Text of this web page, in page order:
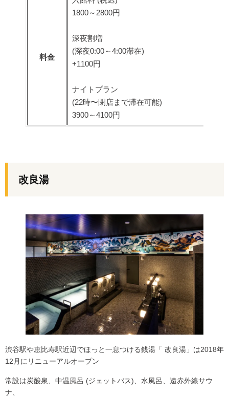
料金
1800～2800円
深夜割増
(深夜0:00～4:00滞在)
+1100円
ナイトプラン
(22時〜閉店まで滞在可能)
3900～4100円
改良湯
渋谷駅や恵比寿駅近辺でほっと一息つける銭湯「 改良湯」は2018年
12月にリニューアルオープン
常設は炭酸泉、中温風呂 (ジェットバス)、水風呂、遠赤外線サウ
ナ、